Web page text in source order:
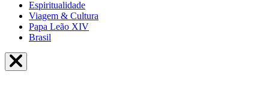
Espiritualidade
Viagem & Cultura
Papa Leão XIV
Brasil